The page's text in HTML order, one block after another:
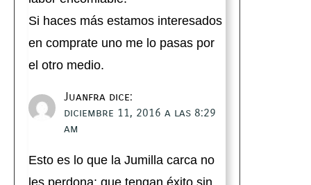
Si haces más estamos interesados
en comprate uno me lo pasas por
el otro medio.
Juanfra dice:
diciembre 11, 2016 a las 8:29
am
Esto es lo que la Jumilla carca no
les perdona: que tengan éxito sin